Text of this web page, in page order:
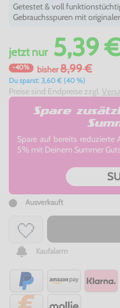
Getestet & voll
Gebrauchsspuren mit
jetztnur5,39 €
-40% bisher8,99 €
Du sparst: 3,60 € (40 %)
Preise sind Endpreise zzgl.
Spare
Spare auf bereits reduzierte
5% mit Deinem Summer
Ausverkauft
Kaufalarm